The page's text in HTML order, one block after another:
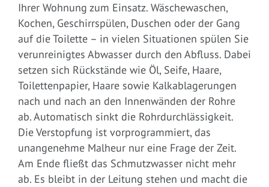
Ihrer Wohnung zum Einsatz. Wäschewaschen,
Kochen, Geschirrspülen, Duschen oder der Gang
auf die Toilette – in vielen Situationen spülen Sie
verunreinigtes Abwasser durch den Abfluss. Dabei
setzen sich Rückstände wie Öl, Seife, Haare,
Toilettenpapier, Haare sowie Kalkablagerungen
nach und nach an den Innenwänden der Rohre
ab. Automatisch sinkt die Rohrdurchlässigkeit.
Die Verstopfung ist vorprogrammiert, das
unangenehme Malheur nur eine Frage der Zeit.
Am Ende fließt das Schmutzwasser nicht mehr
ab. Es bleibt in der Leitung stehen und macht die